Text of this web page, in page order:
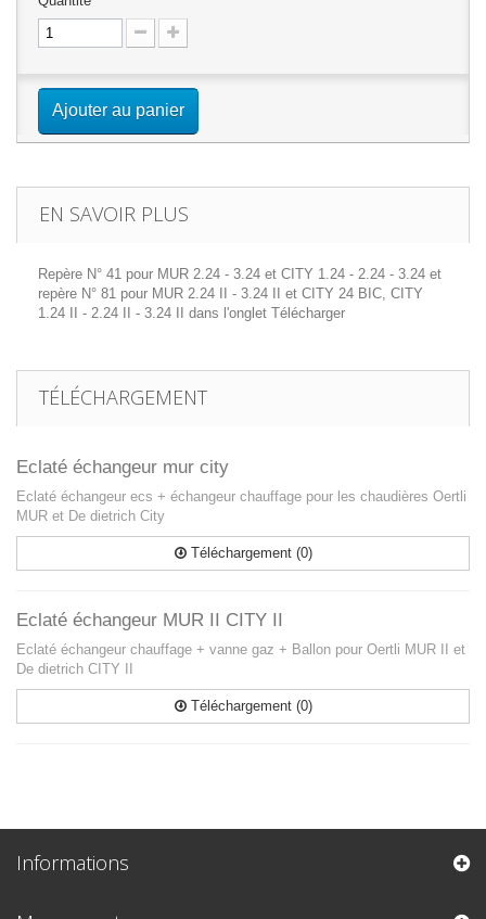
Ajouter au panier
EN SAVOIR PLUS
Repère N° 41 pour MUR 2.24 - 3.24 et CITY 1.24 - 2.24 - 3.24 et
repère N° 81 pour MUR 2.24 II - 3.24 II et CITY 24 BIC, CITY
1.24 II - 2.24 II - 3.24 II dans l'onglet Télécharger
TÉLÉCHARGEMENT
Eclaté échangeur mur city
Eclaté échangeur ecs + échangeur chauffage pour les chaudières Oertli
MUR et De dietrich City
Téléchargement (0)
Eclaté échangeur MUR II CITY II
Eclaté échangeur chauffage + vanne gaz + Ballon pour Oertli MUR II et
De dietrich CITY II
Téléchargement (0)
Informations